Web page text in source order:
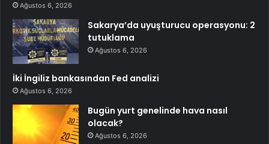
Ağustos 6, 2026
Sakarya’da uyuşturucu operasyonu: 2
tutuklama
Ağustos 6, 2026
İki İngiliz bankasından Fed analizi
Ağustos 6, 2026
Bugün yurt genelinde hava nasıl
olacak?
Ağustos 6, 2026